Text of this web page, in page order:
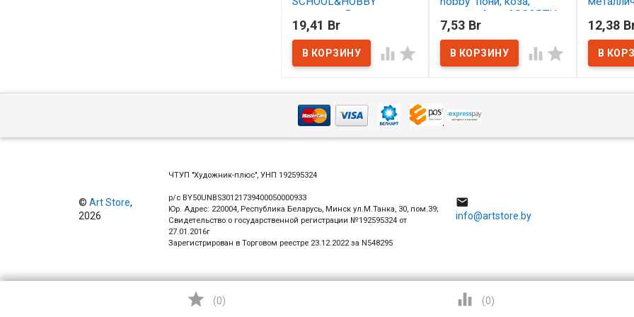
синтетика 5 шт.
АССОРТИ
В наличии
19,41 Br
 
щетина 4 шт. АССОРТИ
В наличии
7,53 Br
 
В
12,38
©Art Store,
2026
ЧТУП "Художник-плюс", УНП 192595324
р/с BY50UNBS30121739400050000933
Юр. Адрес: 220004, Республика Беларусь, Минск ул.М.Танка, 30, пом.39;
Свидетельство о государственной регистрации №192595324 от
27.01.2016г
Зарегистрирован в Торговом реестре 23.12.2022 за N548295

info@artstore.by
 (0)  (0)